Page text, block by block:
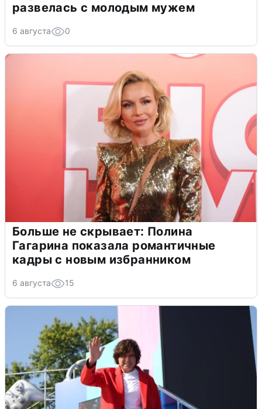
развелась с молодым мужем
6 августа 0
Больше не скрывает: Полина
Гагарина показала романтичные
кадры с новым избранником
6 августа 15